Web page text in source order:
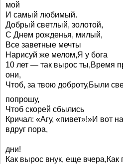
мой
И самый любимый.
Добрый светлый, золотой,
С Днем рожденья, милый,
Все заветные мечты
Нарисуй же мелом,Я у бога
10 лет — так вырос ты,Время
они,
Чтоб, за твою доброту,Были
попрошу,
Чтоб скорей сбылись
Кричал: «Агу, «пивет»!»И вот
вдруг пора,
дни!
Как вырос внук, еще вчера,Как